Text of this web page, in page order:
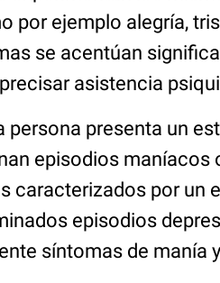
por ejemplo alegría,
se acentúan
asistencia
persona presenta un
episodios maníacos
caracterizados por un
episodios
síntomas de manía